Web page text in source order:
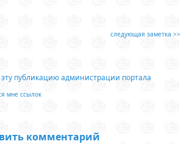
следующая заметка >>
публикацию администрации портала
мне ссылок
комментарий